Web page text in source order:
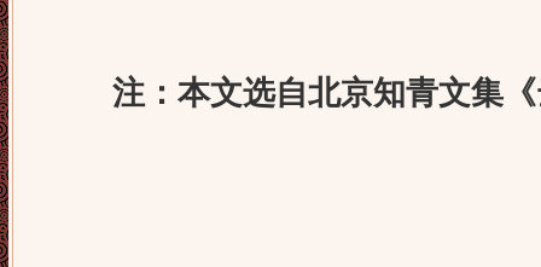
注：本文选自北京知青文集《